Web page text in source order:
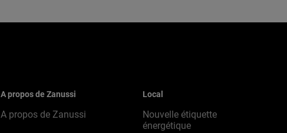
A propos de Zanussi
A propos de Zanussi
Local
Nouvelle étiquette
énergétique